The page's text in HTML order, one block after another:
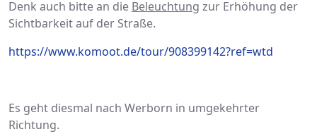
Denk auch bitte an die Beleuchtung zur Erhöhung der
Sichtbarkeit auf der Straße.
https://www.komoot.de/tour/908399142?ref=wtd
Es geht diesmal nach Werborn in umgekehrter
Richtung.